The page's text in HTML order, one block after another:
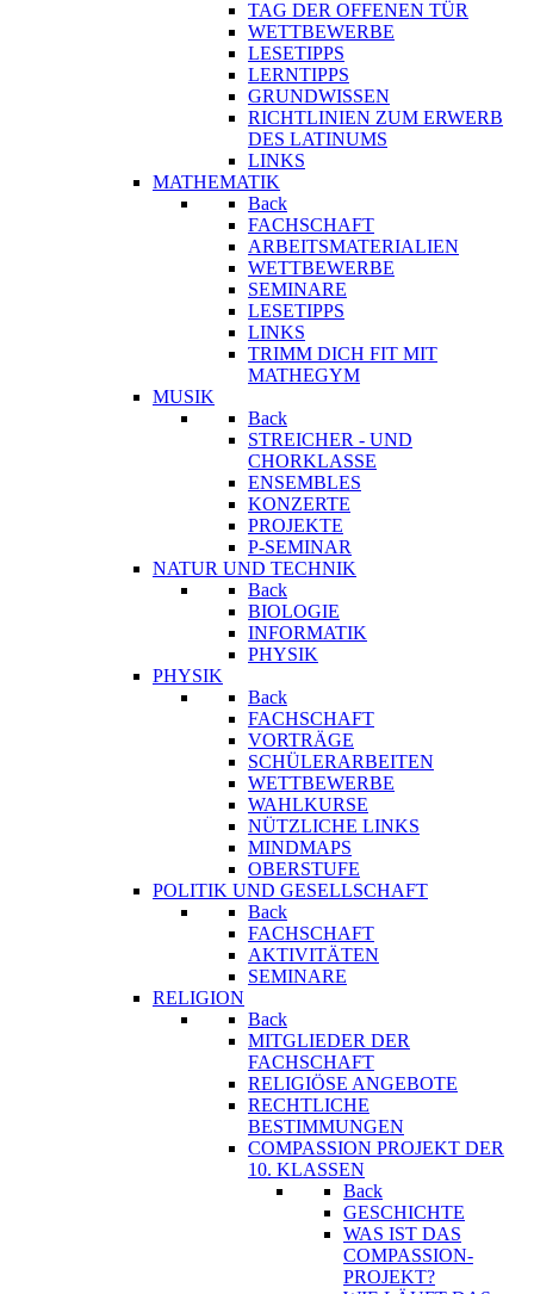
TAG DER OFFENEN TÜR
WETTBEWERBE
LESETIPPS
LERNTIPPS
GRUNDWISSEN
RICHTLINIEN ZUM ERWERB
DES LATINUMS
LINKS
MATHEMATIK
Back
FACHSCHAFT
ARBEITSMATERIALIEN
WETTBEWERBE
SEMINARE
LESETIPPS
LINKS
TRIMM DICH FIT MIT
MATHEGYM
MUSIK
Back
STREICHER - UND
CHORKLASSE
ENSEMBLES
KONZERTE
PROJEKTE
P-SEMINAR
NATUR UND TECHNIK
Back
BIOLOGIE
INFORMATIK
PHYSIK
PHYSIK
Back
FACHSCHAFT
VORTRÄGE
SCHÜLERARBEITEN
WETTBEWERBE
WAHLKURSE
NÜTZLICHE LINKS
MINDMAPS
OBERSTUFE
POLITIK UND GESELLSCHAFT
Back
FACHSCHAFT
AKTIVITÄTEN
SEMINARE
RELIGION
Back
MITGLIEDER DER
FACHSCHAFT
RELIGIÖSE ANGEBOTE
RECHTLICHE
BESTIMMUNGEN
COMPASSION PROJEKT DER
10. KLASSEN
Back
GESCHICHTE
WAS IST DAS
COMPASSION-
PROJEKT?